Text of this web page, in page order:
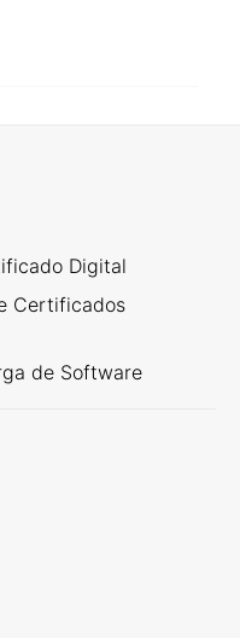
Digital
Certificados
de Software